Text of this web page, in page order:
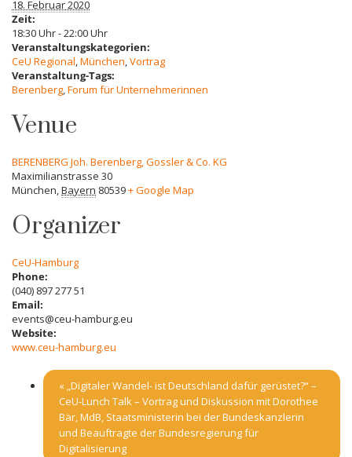
18. Februar 2020
Zeit:
18:30 Uhr - 22:00 Uhr
Veranstaltungskategorien:
CeU Regional,München,Vortrag
Veranstaltung-Tags:
Berenberg,Forum für Unternehmerinnen
Venue
BERENBERG Joh. Berenberg, Gossler & Co. KG
Maximilianstrasse 30
München,Bayern 80539+ Google Map
Organizer
CeU-Hamburg
Phone:
(040) 897 277 51
Email:
events@ceu-hamburg.eu
Website:
www.ceu-hamburg.eu
« „Digitaler Wandel- ist Deutschland dafür gerüstet?“ –
CeU-Lunch Talk – Vortrag und Diskussion mit Dorothee
Bär, MdB, Staatsministerin bei der Bundeskanzlerin
und Beauftragte der Bundesregierung für
Digitalisierung